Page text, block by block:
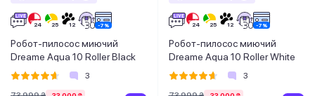
Робот-пилосос миючий
Dreame Aqua 10 Roller Black
3
Робот-пилосос миючий
Dreame Aqua 10 Roller White
3